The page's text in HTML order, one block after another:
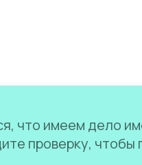
что имеем дело
проверку, чтобы